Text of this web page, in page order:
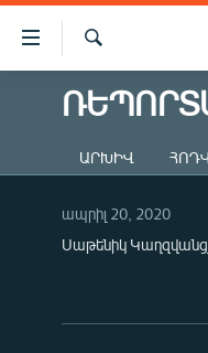
Մատչելիության
հղումներ
հիմնական
մենյուին
Որոնում
ԱԶԱՏՈՒԹՅՈՒՆ TV
ՔԱՂԱՔԱԿԱՆ
ԸՆՏՐՈՒԹՅՈՒՆՆԵՐ
ԻՐԱՎՈՒՆՔ
ԱՐԽԻՎ
ապրիլ 20, 2020
Սաթենիկ